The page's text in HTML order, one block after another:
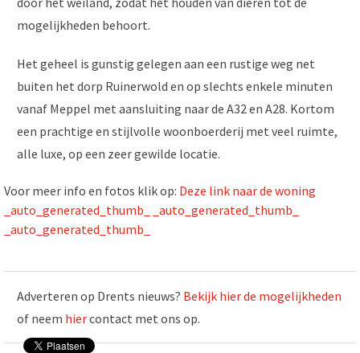
mogelijkheden behoort.
Het geheel is gunstig gelegen aan een rustige weg net
buiten het dorp Ruinerwold en op slechts enkele minuten
vanaf Meppel met aansluiting naar de A32 en A28. Kortom
een prachtige en stijlvolle woonboerderij met veel ruimte,
alle luxe, op een zeer gewilde locatie.
Voor meer info en fotos klik op: Deze link naar de woning
_auto_generated_thumb_
_auto_generated_thumb_
_auto_generated_thumb_
Adverteren op Drents nieuws? Bekijk hier de mogelijkheden
of neem hiercontact met ons op.